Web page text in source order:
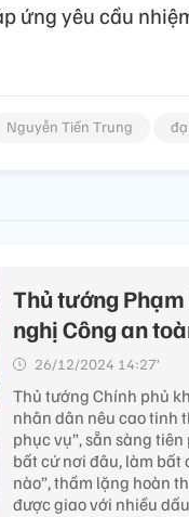
ứng yêu cầu
Nguyễn Tiến Trung
Thủ tướng
nghị Công an
26/12/2024 14:27’
Thủ tướng Chính phủ
nhân dân nêu cao tinh
phục vụ”, sẵn sàng
bất cứ nơi đâu, làm bất
nào”, thầm lặng hoàn
được giao với nhiều